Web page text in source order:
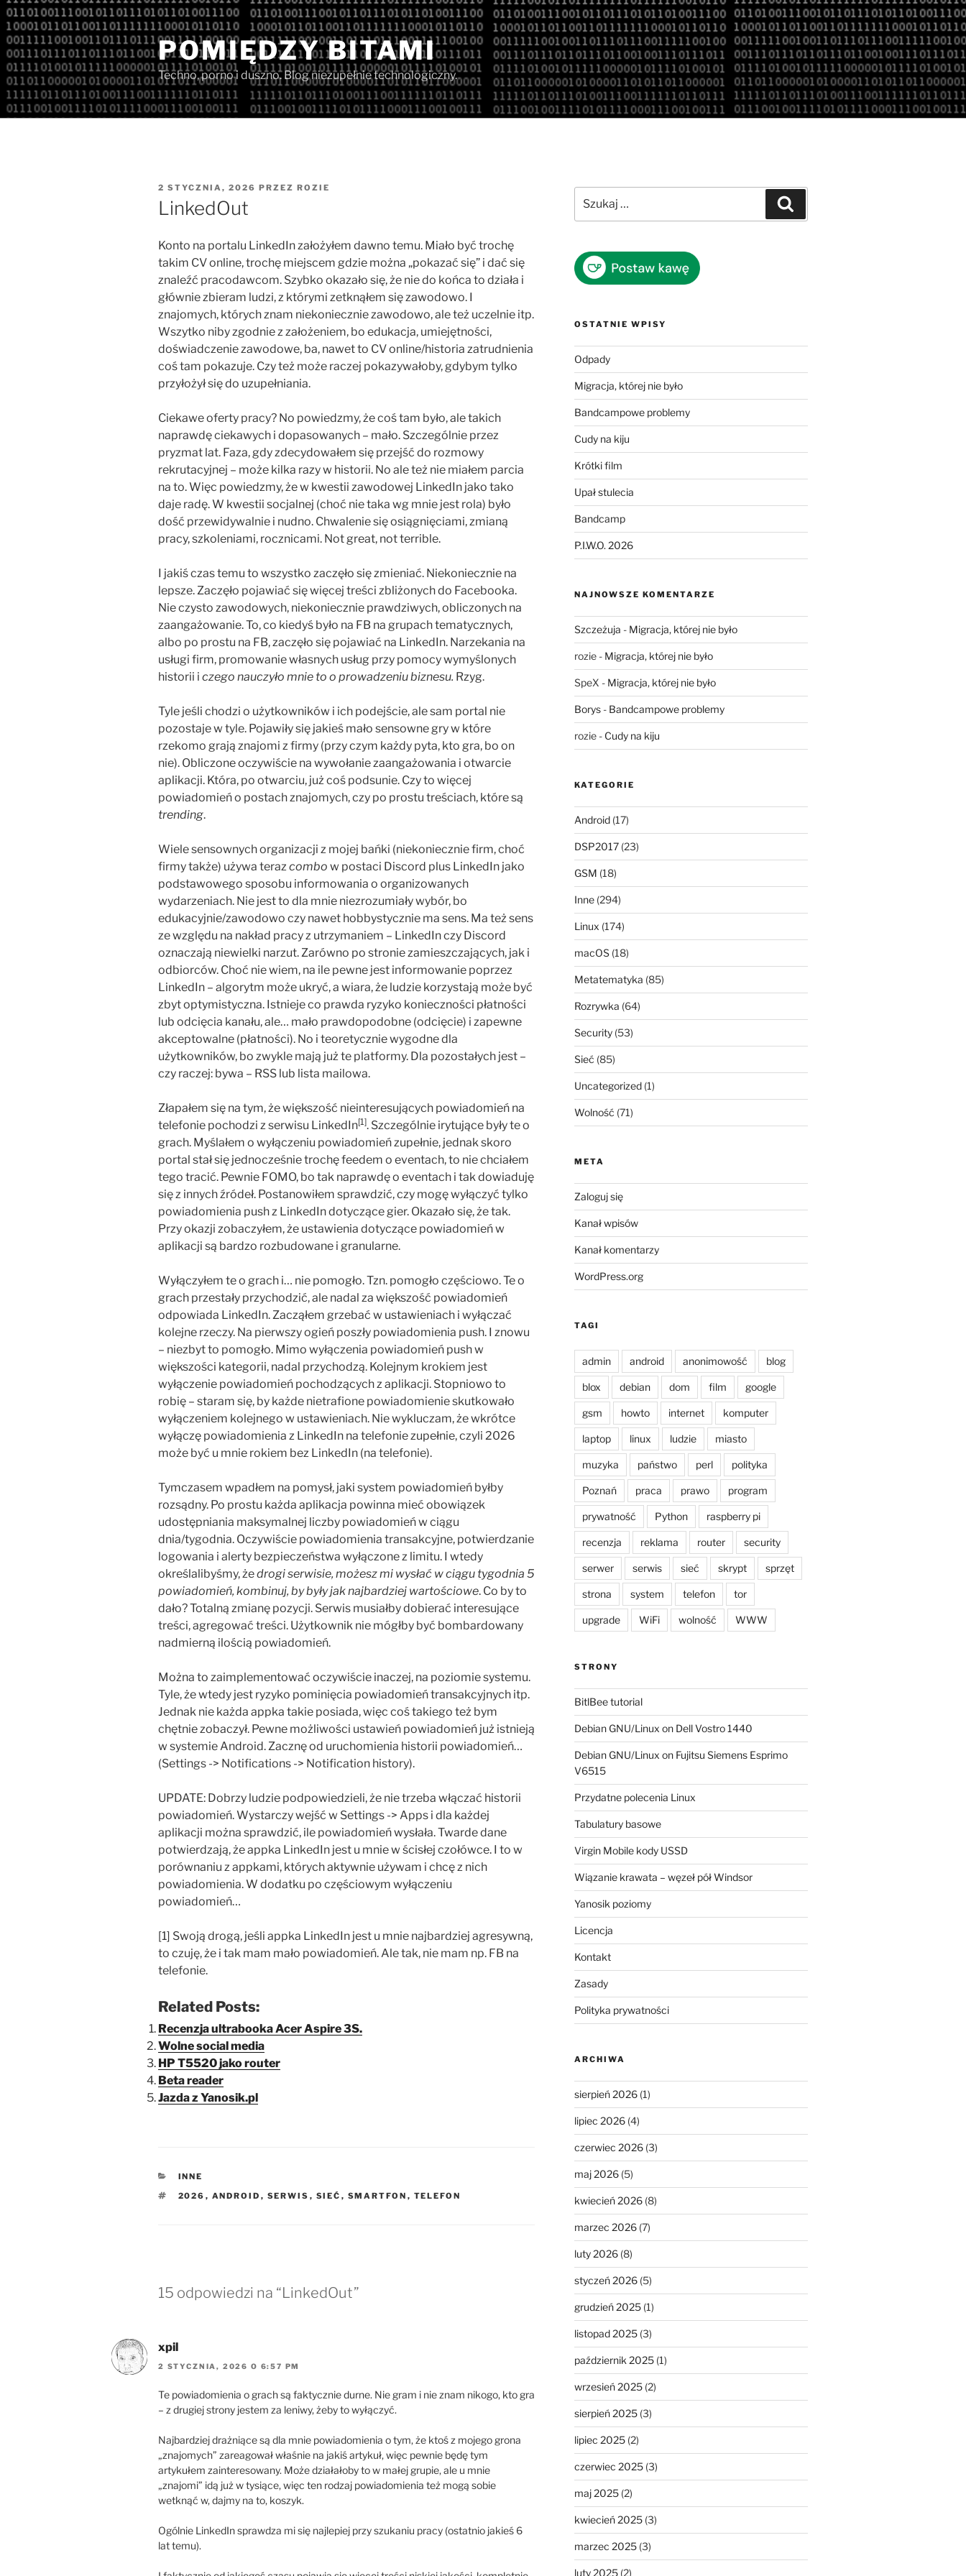
Przejdź
do
treści
POMIĘDZY BITAMI
Techno, porno i duszno. Blog niezupełnie technologiczny.
OPUBLIKOWANE
W
2 STYCZNIA, 2026 PRZEZ ROZIE
LinkedOut
Konto na portalu LinkedIn założyłem dawno temu. Miało być trochę
takim CV online, trochę miejscem gdzie można „pokazać się” i dać się
znaleźć pracodawcom. Szybko okazało się, że nie do końca to działa i
głównie zbieram ludzi, z którymi zetknąłem się zawodowo. I
znajomych, których znam niekoniecznie zawodowo, ale też uczelnie itp.
Wszytko niby zgodnie z założeniem, bo edukacja, umiejętności,
doświadczenie zawodowe, ba, nawet to CV online/historia zatrudnienia
coś tam pokazuje. Czy też może raczej pokazywałoby, gdybym tylko
przyłożył się do uzupełniania.
Ciekawe oferty pracy? No powiedzmy, że coś tam było, ale takich
naprawdę ciekawych i dopasowanych – mało. Szczególnie przez
pryzmat lat. Faza, gdy zdecydowałem się przejść do rozmowy
rekrutacyjnej – może kilka razy w historii. No ale też nie miałem parcia
na to. Więc powiedzmy, że w kwestii zawodowej LinkedIn jako tako
daje radę. W kwestii socjalnej (choć nie taka wg mnie jest rola) było
dość przewidywalnie i nudno. Chwalenie się osiągnięciami, zmianą
pracy, szkoleniami, rocznicami. Not great, not terrible.
I jakiś czas temu to wszystko zaczęło się zmieniać. Niekoniecznie na
lepsze. Zaczęło pojawiać się więcej treści zbliżonych do Facebooka.
Nie czysto zawodowych, niekoniecznie prawdziwych, obliczonych na
zaangażowanie. To, co kiedyś było na FB na grupach tematycznych,
albo po prostu na FB, zaczęło się pojawiać na LinkedIn. Narzekania na
usługi firm, promowanie własnych usług przy pomocy wymyślonych
historii i czego nauczyło mnie to o prowadzeniu biznesu. Rzyg.
Tyle jeśli chodzi o użytkowników i ich podejście, ale sam portal nie
pozostaje w tyle. Pojawiły się jakieś mało sensowne gry w które
rzekomo grają znajomi z firmy (przy czym każdy pyta, kto gra, bo on
nie). Obliczone oczywiście na wywołanie zaangażowania i otwarcie
aplikacji. Która, po otwarciu, już coś podsunie. Czy to więcej
powiadomień o postach znajomych, czy po prostu treściach, które są
trending.
Wiele sensownych organizacji z mojej bańki (niekoniecznie firm, choć
firmy także) używa terazcombo w postaci Discord plus LinkedIn jako
podstawowego sposobu informowania o organizowanych
wydarzeniach. Nie jest to dla mnie niezrozumiały wybór, bo
edukacyjnie/zawodowo czy nawet hobbystycznie ma sens. Ma też sens
ze względu na nakład pracy z utrzymaniem – LinkedIn czy Discord
oznaczają niewielki narzut. Zarówno po stronie zamieszczających, jak i
odbiorców. Choć nie wiem, na ile pewne jest informowanie poprzez
LinkedIn – algorytm może ukryć, a wiara, że ludzie korzystają może być
zbyt optymistyczna. Istnieje co prawda ryzyko konieczności płatności
lub odcięcia kanału, ale… mało prawdopodobne (odcięcie) i zapewne
akceptowalne (płatności). No i teoretycznie wygodne dla
użytkowników, bo zwykle mają już te platformy. Dla pozostałych jest –
czy raczej: bywa – RSS lub lista mailowa.
Złapałem się na tym, że większość nieinteresujących powiadomień na
telefonie pochodzi z serwisu LinkedIn[1]. Szczególnie irytujące były te o
grach. Myślałem o wyłączeniu powiadomień zupełnie, jednak skoro
portal stał się jednocześnie trochę feedem o eventach, to nie chciałem
tego tracić. Pewnie FOMO, bo tak naprawdę o eventach i tak dowiaduję
się z innych źródeł. Postanowiłem sprawdzić, czy mogę wyłączyć tylko
powiadomienia push z LinkedIn dotyczące gier. Okazało się, że tak.
Przy okazji zobaczyłem, że ustawienia dotyczące powiadomień w
aplikacji są bardzo rozbudowane i granularne.
Wyłączyłem te o grach i… nie pomogło. Tzn. pomogło częściowo. Te o
grach przestały przychodzić, ale nadal za większość powiadomień
odpowiada LinkedIn. Zacząłem grzebać w ustawieniach i wyłączać
kolejne rzeczy. Na pierwszy ogień poszły powiadomienia push. I znowu
– niezbyt to pomogło. Mimo wyłączenia powiadomień push w
większości kategorii, nadal przychodzą. Kolejnym krokiem jest
wyłączenie powiadomień pochodzących z aplikacji. Stopniowo to
robię – staram się, by każde nietrafione powiadomienie skutkowało
wyłączeniem kolejnego w ustawieniach. Nie wykluczam, że wkrótce
wyłączę powiadomienia z LinkedIn na telefonie zupełnie, czyli 2026
może być u mnie rokiem bez LinkedIn (na telefonie).
Tymczasem wpadłem na pomysł, jaki system powiadomień byłby
rozsądny. Po prostu każda aplikacja powinna mieć obowiązek
udostępniania maksymalnej liczby powiadomień w ciągu
dnia/tygodnia. Oczywiście powiadomienia transakcyjne, potwierdzanie
logowania i alerty bezpieczeństwa wyłączone z limitu. I wtedy
określalibyśmy, żedrogi serwisie, możesz mi wysłać w ciągu tygodnia 5
powiadomień, kombinuj, by były jak najbardziej wartościowe. Co by to
dało? Totalną zmianę pozycji. Serwis musiałby dobierać interesujące
treści, agregować treści. Użytkownik nie mógłby być bombardowany
nadmierną ilością powiadomień.
Można to zaimplementować oczywiście inaczej, na poziomie systemu.
Tyle, że wtedy jest ryzyko pominięcia powiadomień transakcyjnych itp.
Jednak nie każda appka takie posiada, więc coś takiego też bym
chętnie zobaczył. Pewne możliwości ustawień powiadomień już istnieją
w systemie Android. Zacznę od uruchomienia historii powiadomień…
(Settings -> Notifications -> Notification history).
UPDATE: Dobrzy ludzie podpowiedzieli, że nie trzeba włączać historii
powiadomień. Wystarczy wejść w Settings -> Apps i dla każdej
aplikacji można sprawdzić, ile powiadomień wysłała. Twarde dane
potwierdzają, że appka LinkedIn jest u mnie w ścisłej czołówce. I to w
porównaniu z appkami, których aktywnie używam i chcę z nich
powiadomienia. W dodatku po częściowym wyłączeniu
powiadomień…
[1] Swoją drogą, jeśli appka LinkedIn jest u mnie najbardziej agresywną,
to czuję, że i tak mam mało powiadomień. Ale tak, nie mam np. FB na
telefonie.
Related Posts:
Recenzja ultrabooka Acer Aspire 3S.
Wolne social media
HP T5520 jako router
Beta reader
Jazda z Yanosik.pl
KATEGORIE
INNE
TAGI
2026 , ANDROID , SERWIS , SIEĆ , SMARTFON , TELEFON
15 odpowiedzi na “LinkedOut”
xpil
2 STYCZNIA, 2026 O 6:57 PM
Te powiadomienia o grach są faktycznie durne. Nie gram i nie znam nikogo, kto gra
– z drugiej strony jestem za leniwy, żeby to wyłączyć.
Najbardziej drażniące są dla mnie powiadomienia o tym, że ktoś z mojego grona
„znajomych” zareagował właśnie na jakiś artykuł, więc pewnie będę tym
artykułem zainteresowany. Może działałoby to w małej grupie, ale u mnie
„znajomi” idą już w tysiące, więc ten rodzaj powiadomienia też mogą sobie
wetknąć w, dajmy na to, koszyk.
Ogólnie LinkedIn sprawdza mi się najlepiej przy szukaniu pracy (ostatnio jakieś 6
lat temu).
OSTATNIE WPISY
Odpady
Migracja, której nie było
Bandcampowe problemy
Cudy na kiju
Krótki film
Upał stulecia
Bandcamp
P.I.W.O. 2026
NAJNOWSZE KOMENTARZE
Szczeżuja - Migracja, której nie było
rozie- Migracja, której nie było
SpeX - Migracja, której nie było
Borys- Bandcampowe problemy
rozie- Cudy na kiju
KATEGORIE
Android(17)
DSP2017(23)
GSM (18)
Inne(294)
Linux (174)
macOS(18)
Metatematyka (85)
Rozrywka (64)
Security(53)
Sieć (85)
Uncategorized(1)
Wolność (71)
META
Zaloguj się
Kanał wpisów
Kanał komentarzy
WordPress.org
TAGI
admin android anonimowość blog
blox debian dom film google
gsm howto internet komputer
laptop linux ludzie miasto
muzyka państwo perl polityka
Poznań praca prawo program
prywatność Python raspberry pi
recenzja reklama router security
serwer serwis sieć skrypt sprzęt
strona system telefon tor
upgrade WiFi wolność WWW
STRONY
BitlBee tutorial
Debian GNU/Linux on Dell Vostro 1440
Debian GNU/Linux on Fujitsu Siemens Esprimo
V6515
Przydatne polecenia Linux
Tabulatury basowe
Virgin Mobile kody USSD
Wiązanie krawata – węzeł pół Windsor
Yanosik poziomy
Licencja
Kontakt
Zasady
Polityka prywatności
ARCHIWA
sierpień 2026(1)
lipiec 2026(4)
czerwiec 2026(3)
maj 2026(5)
kwiecień 2026(8)
marzec 2026(7)
luty 2026(8)
styczeń 2026(5)
grudzień 2025(1)
listopad 2025(3)
październik 2025(1)
wrzesień 2025(2)
sierpień 2025(3)
lipiec 2025(2)
czerwiec 2025(3)
maj 2025(2)
kwiecień 2025(3)
marzec 2025(3)
luty 2025(2)